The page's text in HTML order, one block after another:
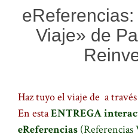
Viaje» de
Haz tuyo el viaje de a
En estaENTREGA
eReferencias (Referencias